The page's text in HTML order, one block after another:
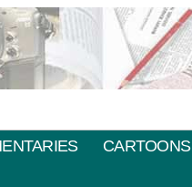
CARTOONS